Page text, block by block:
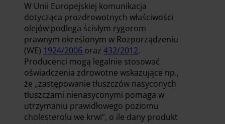
W Unii Europejskiej komunikacja
dotycząca prozdrowotnych właściwości
olejów podlega ścisłym rygorom
prawnym określonym w Rozporządzeniu
(WE) 1924/2006 oraz 432/2012.
Producenci mogą legalnie stosować
oświadczenia zdrowotne wskazujące np.,
że „zastępowanie tłuszczów nasyconych
tłuszczami nienasyconymi pomaga w
utrzymaniu prawidłowego poziomu
cholesterolu we krwi”, o ile dany produkt